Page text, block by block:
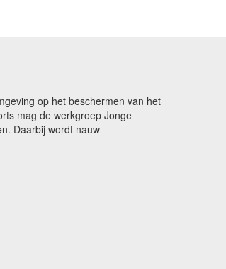
op het beschermen van het
mag de werkgroep Jonge
Daarbij wordt nauw